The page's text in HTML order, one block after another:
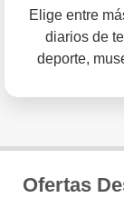
Elige entre
diarios de
deporte,
Ofertas